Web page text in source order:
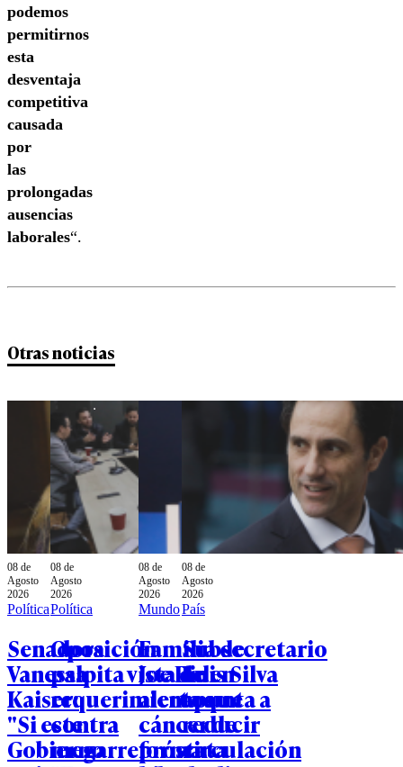
podemos
permitirnos
esta
desventaja
competitiva
causada
por
las
prolongadas
ausencias
laborales“.
Otras noticias
08 de
Agosto
2026
Política
Senadora
Vanessa
Kaiser:
"Si este
Gobierno
08 de
Agosto
2026
Política
Oposición
palpita vista de
requerimientos
contra
megarreforma:
08 de
Agosto
2026
Mundo
Familia de
Joe Biden
alerta que
cáncer de
próstata
08 de
Agosto
2026
País
Subsecretario
Luis Silva
apunta a
reducir
circulación